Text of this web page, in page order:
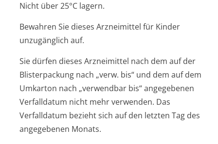
Nicht über 25°C lagern.
Bewahren Sie dieses Arzneimittel für Kinder
unzugänglich auf.
Sie dürfen dieses Arzneimittel nach dem auf der
Blisterpackung nach „verw. bis“ und dem auf dem
Umkarton nach „verwendbar bis“ angegebenen
Verfalldatum nicht mehr verwenden. Das
Verfalldatum bezieht sich auf den letzten Tag des
angegebenen Monats.